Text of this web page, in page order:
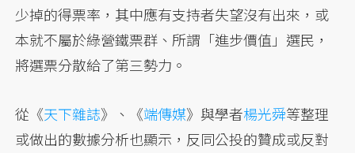
少掉的得票率，其中應有支持者失望沒有出來，或
本就不屬於綠營鐵票群、所謂「進步價值」選民，
將選票分散給了第三勢力。
從《天下雜誌》、《端傳媒》與學者楊光舜等整理
或做出的數據分析也顯示，反同公投的贊成或反對